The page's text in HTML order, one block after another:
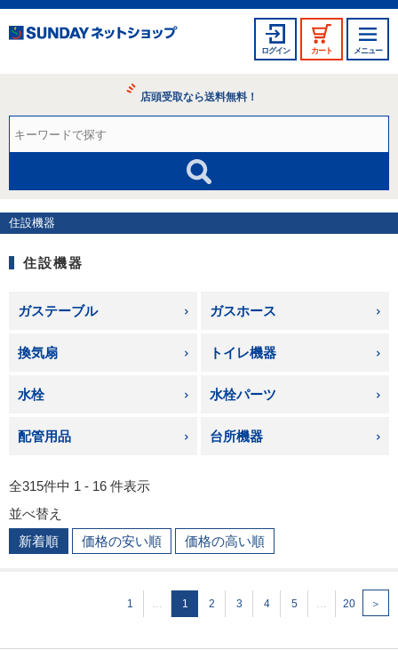
ログイン カート メニュー
店頭受取なら送料無料！
住設機器
住設機器
ガステーブル ガスホース
換気扇 トイレ機器
水栓 水栓パーツ
配管用品 台所機器
全315件中 1 - 16 件表示
並べ替え
新着順
価格の安い順 価格の高い順
1 … 1 2 3 4 5 … 20 ＞